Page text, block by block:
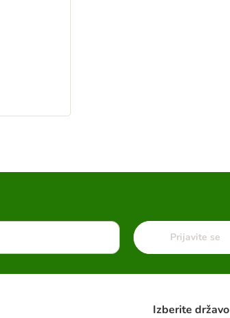
Prijavite se
Izberite državo